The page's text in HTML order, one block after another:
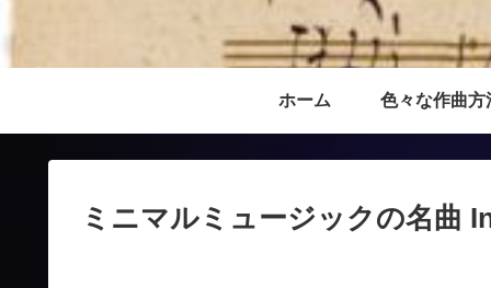
ホーム 色々な作曲方
ミニマルミュージックの名曲